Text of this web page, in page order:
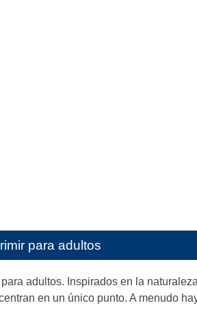
para adultos
adultos. Inspirados en la
en un único punto. A menudo